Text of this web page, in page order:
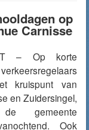
op
Carnisse
– Op korte
kruispunt van
en Zuidersingel,
gemeente
Ook